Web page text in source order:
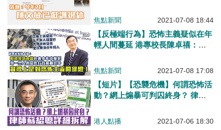
休
焦點新聞 2021-07-08 18:44
【反極端行為】恐怖主義疑似在年
輕人間蔓延 港專校長陳卓禧：
對一些人的惡性行為無動於中，實
焦點新聞 2021-07-08 17:08
【短片】【恐襲危機】何謂恐怖活
動？網上煽暴可判囚終身？ 律師
造成嚴重傷亡、以達政治立場屬恐
港人點播 2021-07-06 18:30